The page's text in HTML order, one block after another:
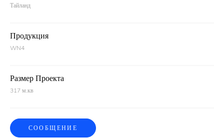
Тайланд
Продукция
WN4
Размер Проекта
317 м.кв
СООБЩЕНИЕ